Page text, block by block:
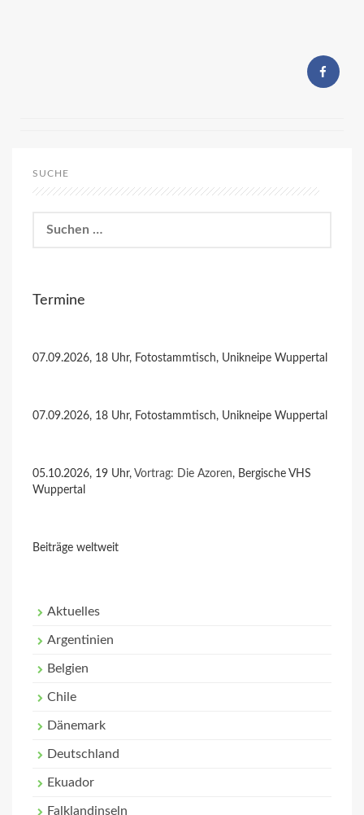
SUCHE
nach:
Termine
07.09.2026, 18 Uhr, Fotostammtisch, Unikneipe Wuppertal
07.09.2026, 18 Uhr, Fotostammtisch, Unikneipe Wuppertal
05.10.2026, 19 Uhr, Vortrag: Die Azoren, Bergische VHS
Wuppertal
Beiträge weltweit
Aktuelles
Argentinien
Belgien
Chile
Dänemark
Deutschland
Ekuador
Falklandinseln